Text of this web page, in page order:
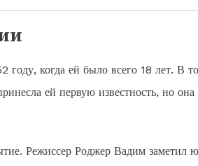
году, когда ей было всего 18 лет. В
ей первую известность, но она
Режиссер Роджер Вадим заметил